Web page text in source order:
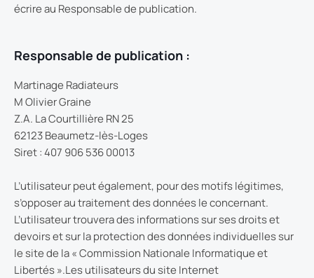
écrire au Responsable de publication.
Responsable de publication :
Martinage Radiateurs
M Olivier Graine
Z.A. La Courtillière RN 25
62123 Beaumetz-lès-Loges
Siret : 407 906 536 00013
L’utilisateur peut également, pour des motifs légitimes,
s’opposer au traitement des données le concernant.
L’utilisateur trouvera des informations sur ses droits et
devoirs et sur la protection des données individuelles sur
le site de la « Commission Nationale Informatique et
Libertés ».Les utilisateurs du site Internet